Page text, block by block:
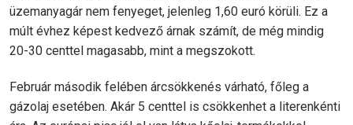
üzemanyagár nem fenyeget, jelenleg 1,60 euró körüli. Ez a
múlt évhez képest kedvező árnak számít, de még mindig
20-30 centtel magasabb, mint a megszokott.
Február második felében árcsökkenés várható, főleg a
gázolaj esetében. Akár 5 centtel is csökkenhet a literenkénti